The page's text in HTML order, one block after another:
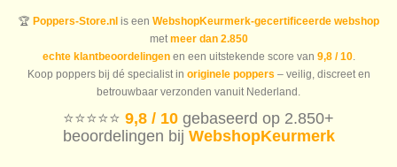
🏆 Poppers-Store.nlis een WebshopKeurmerk-gecertificeerde webshop
met meer dan 2.850
echte klantbeoordelingenen een uitstekende score van 9,8 / 10.
Koop poppers bij dé specialist in originele poppers – veilig, discreet en
betrouwbaar verzonden vanuit Nederland.
⭐️⭐️⭐️⭐️⭐️ 9,8 / 10 gebaseerd op 2.850+
beoordelingen bij WebshopKeurmerk